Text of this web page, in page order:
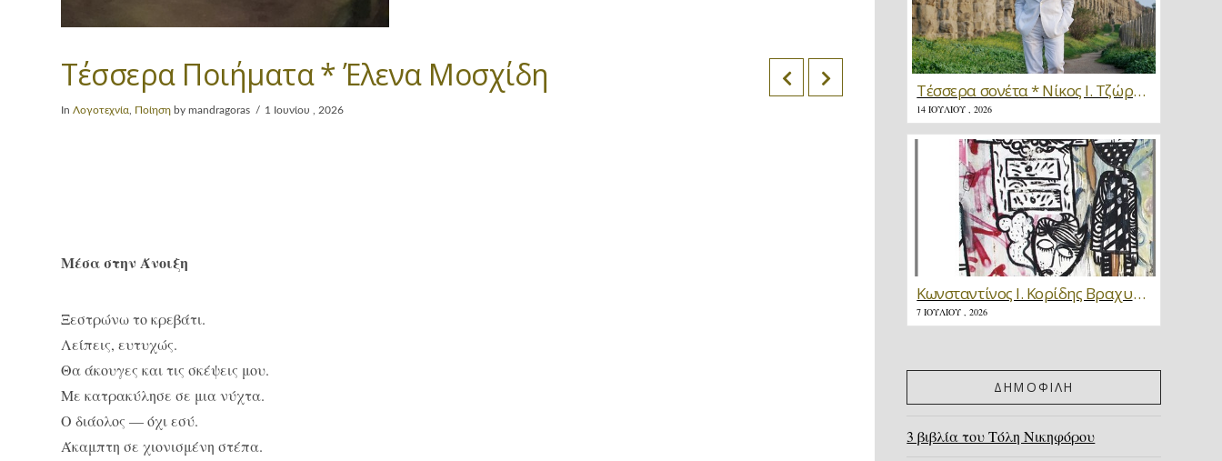
Τέσσερα Ποιήματα * Έλενα Μοσχίδη
InΛογοτεχνία Ποίηση by mandragoras 1 Ιουνίου , 2026
Μέσα στην Άνοιξη
Ξεστρώνω το κρεβάτι.
Λείπεις, ευτυχώς.
Θα άκουγες και τις σκέψεις μου.
Με κατρακύλησε σε μια νύχτα.
Ο διάολος — όχι εσύ.
Άκαμπτη σε χιονισμένη στέπα.
Τέσσερα σονέτα * Νίκος Ι. Τζώρτζης
14 ΙΟΥΛΊΟΥ , 2026
Κωνσταντίνος Ι. Κορίδης Βραχυγραφίες * Κριτική
7 ΙΟΥΛΊΟΥ , 2026
ΔΗΜΟΦΙΛΗ
3 βιβλία του Τόλη Νικηφόρου